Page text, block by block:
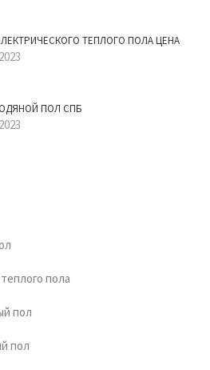
ТЕПЛОГО ПОЛА ЦЕНА
ПОЛ СПБ
пола
пол
пол